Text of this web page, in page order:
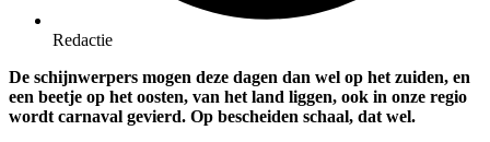
Redactie
De schijnwerpers mogen deze dagen dan wel op het zuiden, en
een beetje op het oosten, van het land liggen, ook in onze regio
wordt carnaval gevierd. Op bescheiden schaal, dat wel.